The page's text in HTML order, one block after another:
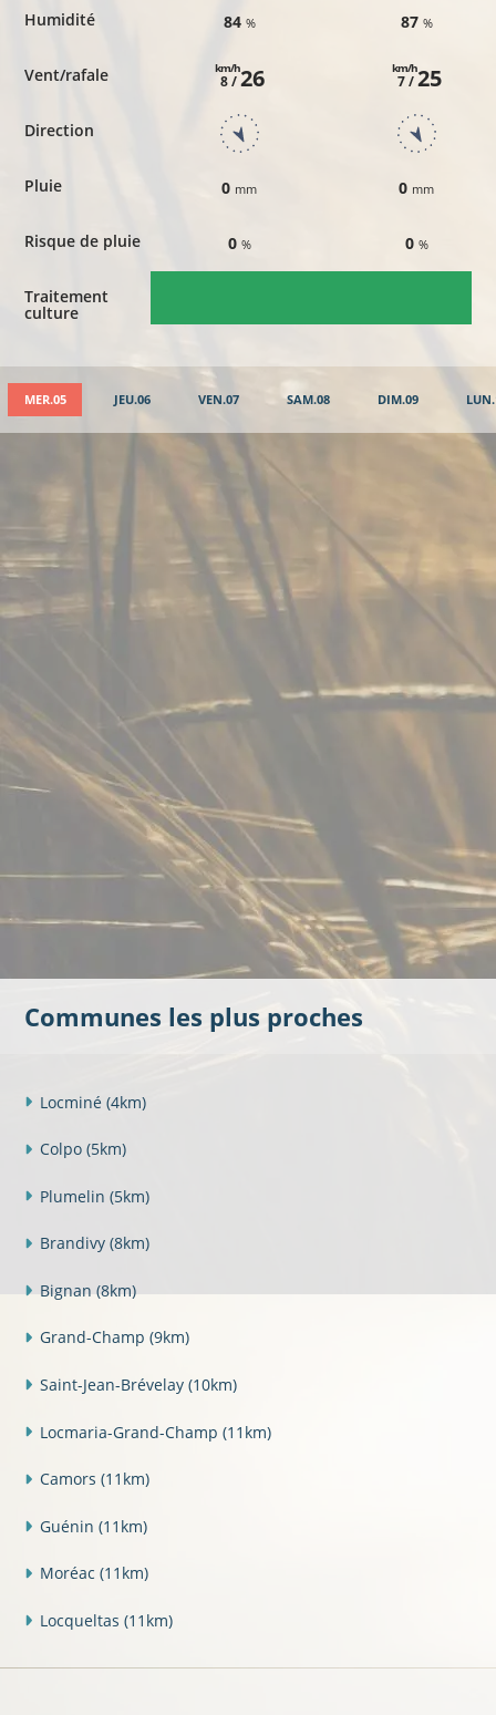
Humidité
Vent/rafale
Direction
Pluie
Risque de pluie
Traitement
culture
84 %
8 /
km/h26
0 mm
0 %
87 %
7 /
km/h25
0 mm
0 %
MER.05 JEU.06 VEN.07 SAM.08 DIM.09
Communes les plus proches
Locminé (4km)
Colpo (5km)
Plumelin (5km)
Brandivy (8km)
Bignan (8km)
Grand-Champ (9km)
Saint-Jean-Brévelay (10km)
Locmaria-Grand-Champ (11km)
Camors (11km)
Guénin (11km)
Moréac (11km)
Locqueltas (11km)